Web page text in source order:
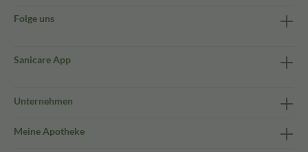
Folge uns
Sanicare App
Unternehmen
Meine Apotheke